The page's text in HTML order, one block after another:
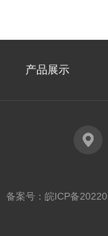
产品展示
案号： 皖ICP备